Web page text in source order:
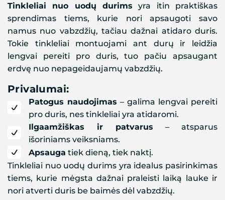
Tinkleliai nuo uodų durims yra itin praktiškas
sprendimas tiems, kurie nori apsaugoti savo
namus nuo vabzdžių, tačiau dažnai atidaro duris.
Tokie tinkleliai montuojami ant durų ir leidžia
lengvai pereiti pro duris, tuo pačiu apsaugant
erdvę nuo nepageidaujamų vabzdžių.
Privalumai:
Patogus naudojimas – galima lengvai pereiti
pro duris, nes tinkleliai yra atidaromi.
Ilgaamžiškas ir patvarus – atsparus
išoriniams veiksniams.
Apsauga tiek dieną, tiek naktį.
Tinkleliai nuo uodų durims yra idealus pasirinkimas
tiems, kurie mėgsta dažnai praleisti laiką lauke ir
nori atverti duris be baimės dėl vabzdžių.